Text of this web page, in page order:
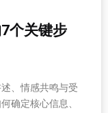
个关键步
、情感共鸣与受
确定核心信息、